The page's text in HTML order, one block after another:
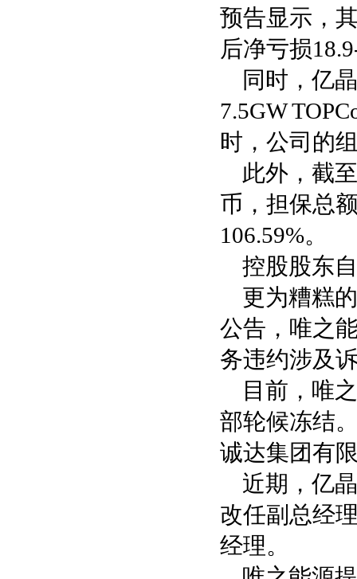
预告显示，
后净亏损
同时，亿
7.5GW
时，公司的
此外，截
币，担保总
106.59%。
控股股东
更为糟糕
公告，唯之
务违约涉及
目前，唯
部轮候冻结
诚达集团有
近期，亿
改任副总经
经理。